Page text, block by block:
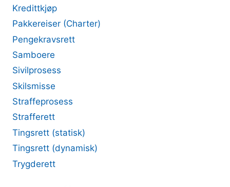
Kredittkjøp
Pakkereiser (Charter)
Pengekravsrett
Samboere
Sivilprosess
Skilsmisse
Straffeprosess
Strafferett
Tingsrett (statisk)
Tingsrett (dynamisk)
Trygderett